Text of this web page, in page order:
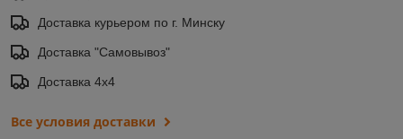
Доставка курьером по г. Минску
Доставка "Самовывоз"
Доставка 4х4
Все условия доставки